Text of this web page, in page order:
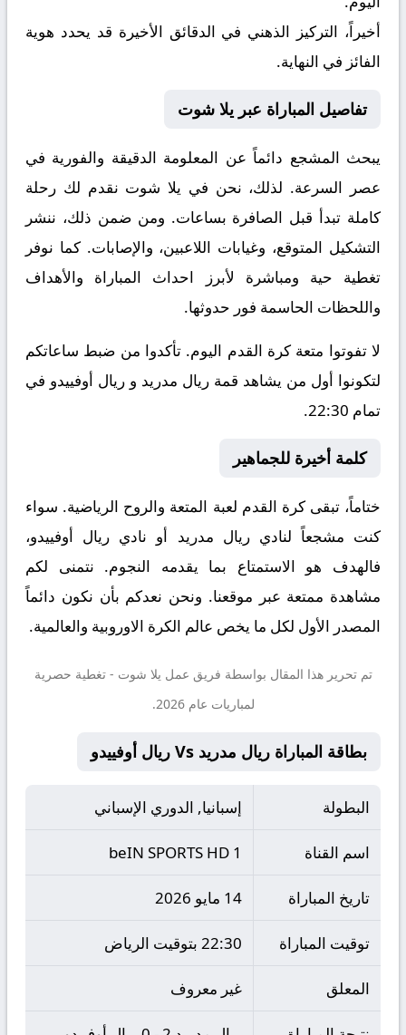
أخيراً، التركيز الذهني في الدقائق الأخيرة قد يحدد هوية
الفائز في النهاية.
تفاصيل المباراة عبر يلا شوت
يبحث المشجع دائماً عن المعلومة الدقيقة والفورية في
عصر السرعة. لذلك، نحن في يلا شوت نقدم لك رحلة
كاملة تبدأ قبل الصافرة بساعات. ومن ضمن ذلك، ننشر
التشكيل المتوقع، وغيابات اللاعبين، والإصابات. كما نوفر
تغطية حية ومباشرة لأبرز احداث المباراة والأهداف
واللحظات الحاسمة فور حدوثها.
لا تفوتوا متعة كرة القدم اليوم. تأكدوا من ضبط ساعاتكم
لتكونوا أول من يشاهد قمة ريال مدريد و ريال أوفييدو في
تمام 22:30.
كلمة أخيرة للجماهير
ختاماً، تبقى كرة القدم لعبة المتعة والروح الرياضية. سواء
كنت مشجعاً لنادي ريال مدريد أو نادي ريال أوفييدو،
فالهدف هو الاستمتاع بما يقدمه النجوم. نتمنى لكم
مشاهدة ممتعة عبر موقعنا. ونحن نعدكم بأن نكون دائماً
المصدر الأول لكل ما يخص عالم الكرة الاوروبية والعالمية.
تم تحرير هذا المقال بواسطة فريق عمل يلا شوت - تغطية حصرية
لمباريات عام 2026.
بطاقة المباراة ريال مدريد Vs ريال أوفييدو
البطولة إسبانيا, الدوري الإسباني
اسم القناة beIN SPORTS HD 1
تاريخ المباراة 14 مايو 2026
توقيت المباراة 22:30 بتوقيت الرياض
المعلق غير معروف